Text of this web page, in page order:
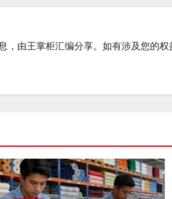
，由王掌柜汇编分享。如有涉及您的